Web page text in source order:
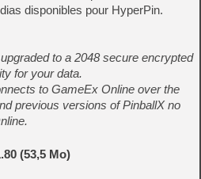
disponibles pour HyperPin.
to a 2048 secure encrypted
for your data.
to GameEx Online over the
previous versions of PinballX no
(53,5 Mo)